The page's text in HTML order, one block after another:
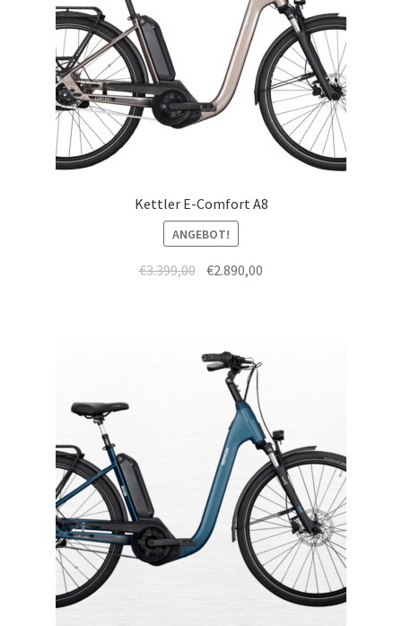
Kettler E-Comfort A8
ANGEBOT!
€3.399,00 €2.890,00